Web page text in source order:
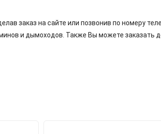
заказ на сайте или позвонив по номеру
и дымоходов. Также Вы можете заказать